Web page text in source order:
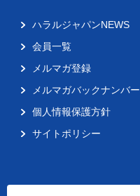
ハラルジャパンNEWS
会員一覧
メルマガ登録
メルマガバックナンバー
個人情報保護方針
サイトポリシー